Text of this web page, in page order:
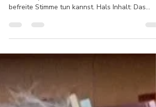
Warum es sehr schädlich sein kann, wenn Du
Dich räusperst und was Du stattdessen für eine
befreite Stimme tun kannst. Hals Inhalt: Das
geschieht auf Stimmlippenebene während des
übermäßiges Räuspern auf Deine Stimmlippen
tun? Wie kannst Du Dir das häufige Räuspern
abgewöhnen? Was ist Stimmhygiene? Wenn wir
uns räuspern, passiert eine Abfolge von